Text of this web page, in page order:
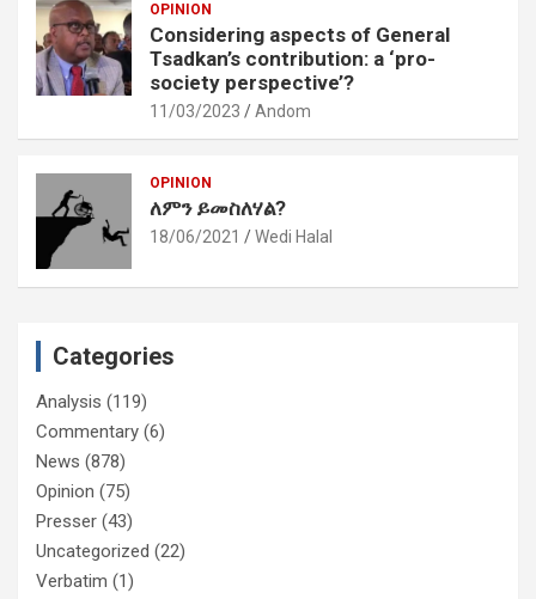
OPINION
Considering aspects of General
Tsadkan’s contribution: a ‘pro-
society perspective’?
11/03/2023 Andom
OPINION
ለምን ይመስለሃል?
18/06/2021 Wedi Halal
Categories
Analysis (119)
Commentary (6)
News (878)
Opinion (75)
Presser (43)
Uncategorized (22)
Verbatim (1)